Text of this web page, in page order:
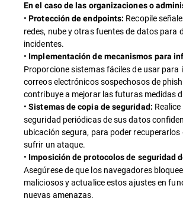
En el caso de las organizaciones o
•Protección de endpoints: Recopile
redes, nube y otras fuentes de datos para
incidentes.
• Implementación de mecanismos para
Proporcione sistemas fáciles de usar para
correos electrónicos sospechosos de
contribuye a mejorar las futuras medidas
•Sistemas de copia de seguridad:
seguridad periódicas de sus datos
ubicación segura, para poder recuperarlos
sufrir un ataque.
• Imposición de protocolos de seguridad
Asegúrese de que los navegadores
maliciosos y actualice estos ajustes en
nuevas amenazas.